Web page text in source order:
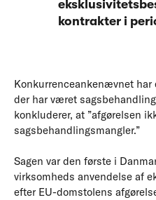
kontrakter i
Konkurrenceankenævnet
der har været
konkluderer, at ”afgørelsen
sagsbehandlingsmangler.”
Sagen var den første i
virksomheds anvendelse af
efter EU-domstolens